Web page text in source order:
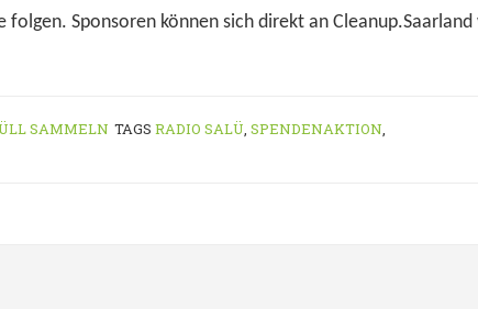
Sponsoren können sich direkt an
SAMMELN TAGS RADIO SALÜ, SPENDENAKTION,